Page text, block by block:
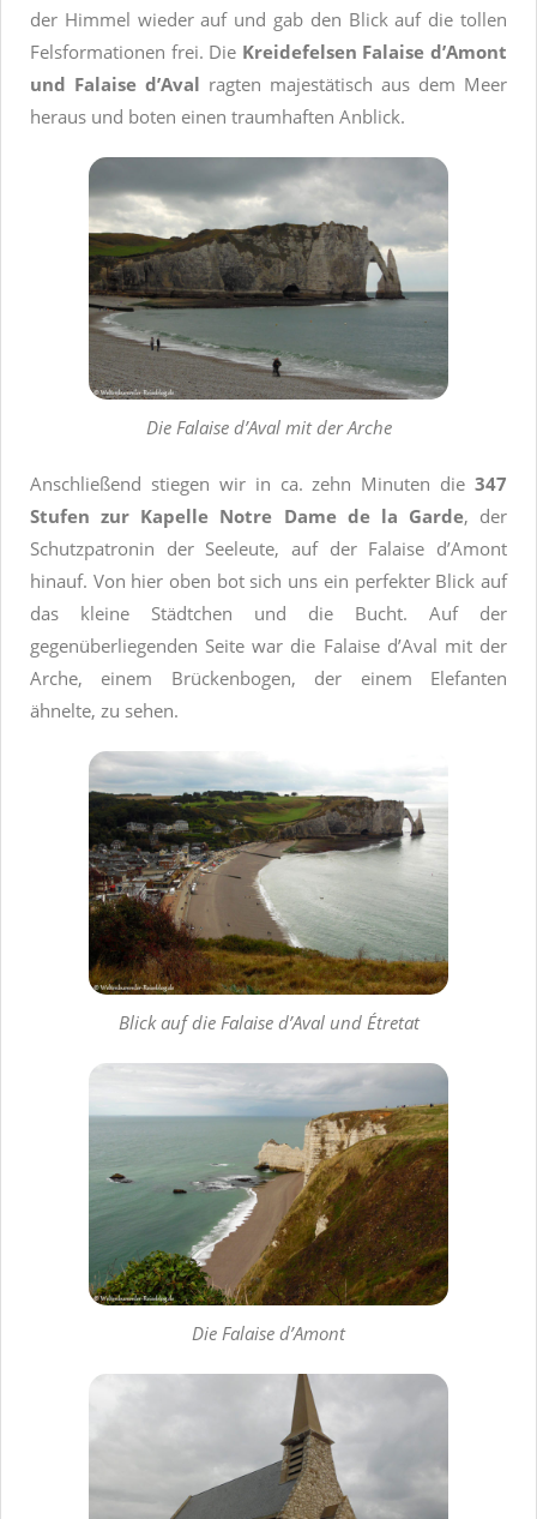
der Himmel wieder auf und gab den Blick auf die tollen
Felsformationen frei. Die Kreidefelsen Falaise d’Amont
und Falaise d’Aval ragten majestätisch aus dem Meer
heraus und boten einen traumhaften Anblick.
Die Falaise d’Aval mit der Arche
Anschließend stiegen wir in ca. zehn Minuten die 347
Stufen zur Kapelle Notre Dame de la Garde, der
Schutzpatronin der Seeleute, auf der Falaise d’Amont
hinauf. Von hier oben bot sich uns ein perfekter Blick auf
das kleine Städtchen und die Bucht. Auf der
gegenüberliegenden Seite war die Falaise d’Aval mit der
Arche, einem Brückenbogen, der einem Elefanten
ähnelte, zu sehen.
Blick auf die Falaise d’Aval und Étretat
Die Falaise d’Amont